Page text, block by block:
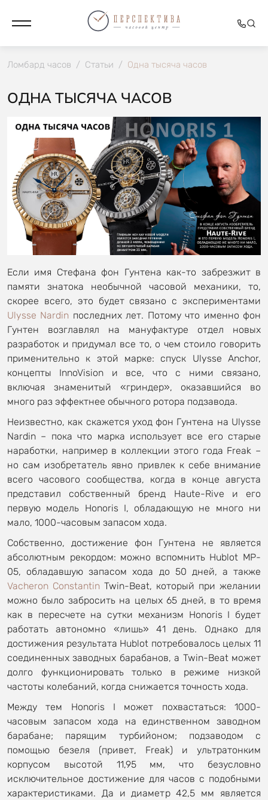
Ломбард часов / Статьи / Одна тысяча часов
ОДНА ТЫСЯЧА ЧАСОВ
Если имя Стефана фон Гунтена как-то забрезжит в
памяти знатока необычной часовой механики, то,
скорее всего, это будет связано с экспериментами
Ulysse Nardin последних лет. Потому что именно фон
Гунтен возглавлял на мануфактуре отдел новых
разработок и придумал все то, о чем стоило говорить
применительно к этой марке: спуск Ulysse Anchor,
концепты InnoVision и все, что с ними связано,
включая знаменитый «гриндер», оказавшийся во
много раз эффектнее обычного ротора подзавода.
Неизвестно, как скажется уход фон Гунтена на Ulysse
Nardin – пока что марка использует все его старые
наработки, например в коллекции этого года Freak –
но сам изобретатель явно привлек к себе внимание
всего часового сообщества, когда в конце августа
представил собственный бренд Haute-Rive и его
первую модель Honoris I, обладающую не много ни
мало, 1000-часовым запасом хода.
Собственно, достижение фон Гунтена не является
абсолютным рекордом: можно вспомнить Hublot MP-
05, обладавшую запасом хода до 50 дней, а также
Vacheron Constantin Twin-Beat, который при желании
можно было забросить на целых 65 дней, в то время
как в пересчете на сутки механизм Honoris I будет
работать автономно «лишь» 41 день. Однако для
достижения результата Hublot потребовалось целых 11
соединенных заводных барабанов, а Twin-Beat может
долго функционировать только в режиме низкой
частоты колебаний, когда снижается точность хода.
Между тем Honoris I может похвастаться: 1000-
часовым запасом хода на единственном заводном
барабане; парящим турбийоном; подзаводом с
помощью безеля (привет, Freak) и ультратонким
корпусом высотой 11,95 мм, что безусловно
исключительное достижение для часов с подобными
характеристиками. Да и диаметр 42,5 мм является